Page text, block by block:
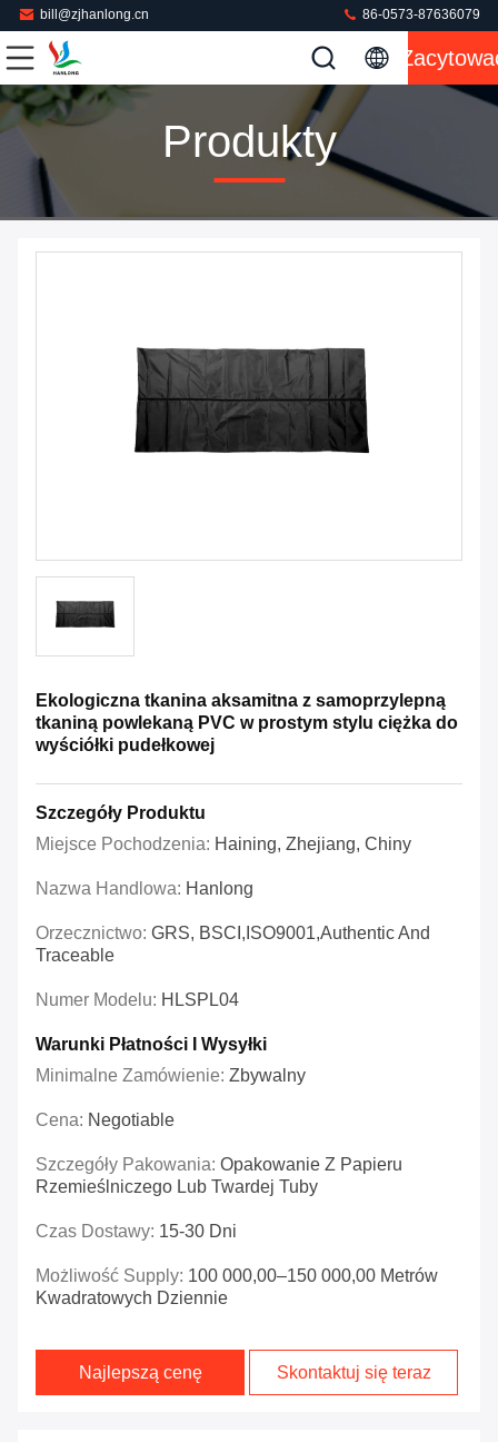
bill@zjhanlong.cn 86-0573-87636079
Produkty
Ekologiczna tkanina aksamitna z samoprzylepną
tkaniną powlekaną PVC w prostym stylu ciężka do
wyściółki pudełkowej
Szczegóły Produktu
Miejsce Pochodzenia: Haining, Zhejiang, Chiny
Nazwa Handlowa: Hanlong
Orzecznictwo: GRS, BSCI,ISO9001,Authentic And
Traceable
Numer Modelu: HLSPL04
Warunki Płatności I Wysyłki
Minimalne Zamówienie: Zbywalny
Cena: Negotiable
Szczegóły Pakowania: Opakowanie Z Papieru
Rzemieślniczego Lub Twardej Tuby
Czas Dostawy: 15-30 Dni
Możliwość Supply: 100 000,00–150 000,00 Metrów
Kwadratowych Dziennie
Najlepszą cenę Skontaktuj się teraz